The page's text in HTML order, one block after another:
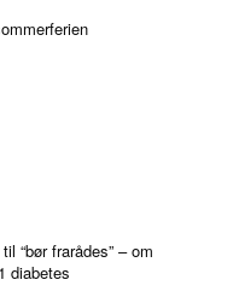
“bør frarådes” – om
diabetes